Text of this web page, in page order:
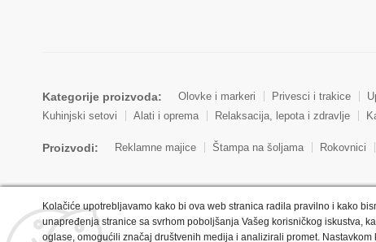
Kategorije proizvoda: Olovke i markeri Privesci i trakice
Kuhinjski setovi
Alati i oprema Relaksacija, lepota i zdravlje
Proizvodi: Reklamne majice Štampa na šoljama Rokovnici
Copyright © 2022 Zeppelin. All Rights Reserved.
Kolačiće upotrebljavamo kako bi ova web stranica radila pravilno i kako
unapređenja stranice sa svrhom poboljšanja Vašeg korisničkog iskustva,
oglase, omogućili značaj društvenih medija i analizirali promet.